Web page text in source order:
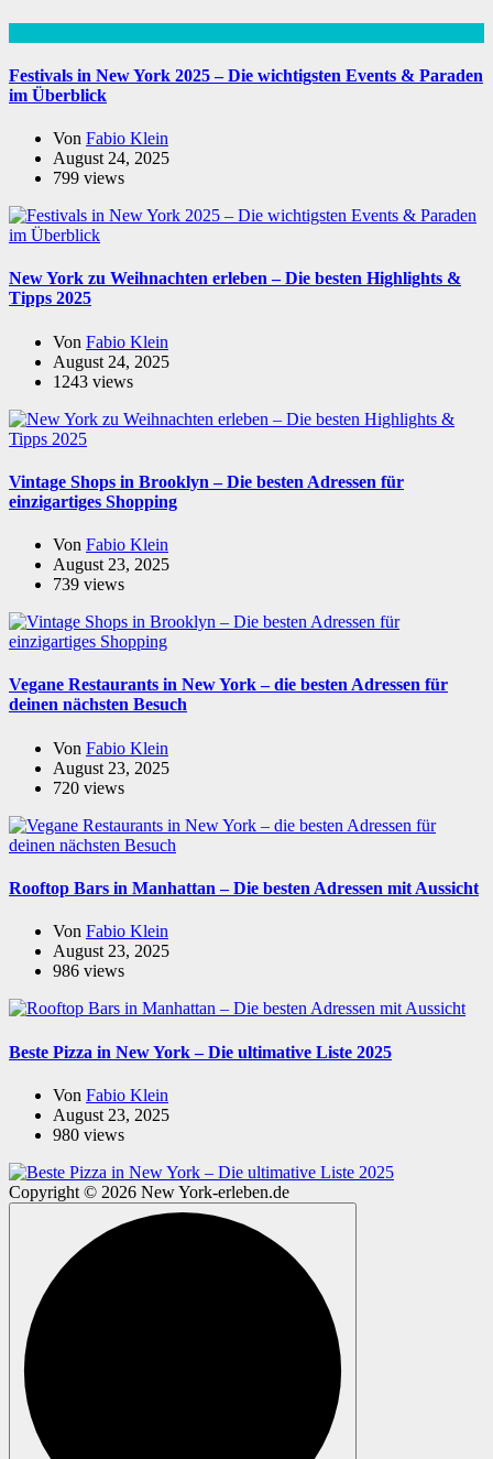
Festivals in New York 2025 – Die wichtigsten Events & Paraden
im Überblick
Von Fabio Klein
August 24, 2025
799 views
New York zu Weihnachten erleben – Die besten Highlights &
Tipps 2025
Von Fabio Klein
August 24, 2025
1243 views
Vintage Shops in Brooklyn – Die besten Adressen für
einzigartiges Shopping
Von Fabio Klein
August 23, 2025
739 views
Vegane Restaurants in New York – die besten Adressen für
deinen nächsten Besuch
Von Fabio Klein
August 23, 2025
720 views
Rooftop Bars in Manhattan – Die besten Adressen mit Aussicht
Von Fabio Klein
August 23, 2025
986 views
Beste Pizza in New York – Die ultimative Liste 2025
Von Fabio Klein
August 23, 2025
980 views
Copyright © 2026 New York-erleben.de